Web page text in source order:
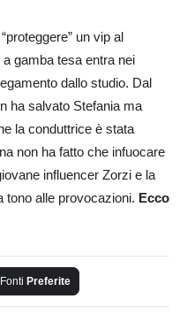
un vip al
gamba tesa entra nei
dallo studio. Dal
ha salvato Stefania ma
la conduttrice è stata
non ha fatto che infuocare
influencer Zorzi e la
tono alle provocazioni. Ecco
Fonti Preferite